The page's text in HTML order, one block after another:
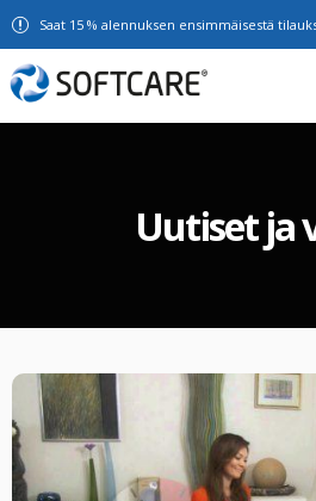
Saat 15 % alennuksen ensimmäisestä
Uutiset ja